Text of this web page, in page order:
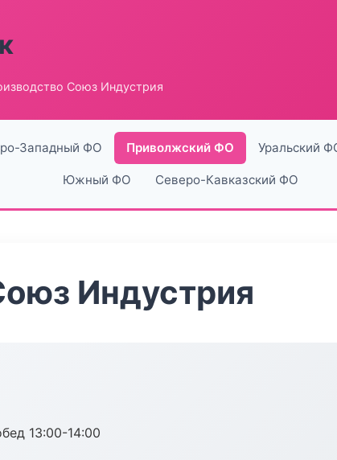
Союз Индустрия
Западный ФО Приволжский ФО Уральский
Южный ФО Северо-Кавказский ФО
Индустрия
13:00-14:00